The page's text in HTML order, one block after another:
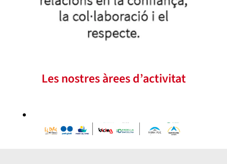
Les nostres àrees d’activitat